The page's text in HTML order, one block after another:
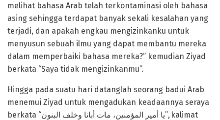
melihat bahasa Arab telah terkontaminasi oleh bahasa
asing sehingga terdapat banyak sekali kesalahan yang
terjadi, dan apakah engkau mengizinkanku untuk
menyusun sebuah ilmu yang dapat membantu mereka
dalam memperbaiki bahasa mereka?” kemudian Ziyad
berkata “Saya tidak mengizinkanmu”.
Hingga pada suatu hari datanglah seorang badui Arab
menemui Ziyad untuk mengadukan keadaannya seraya
berkata “يا أمير المؤمنين، مات أبانا وخلف البنون”, kalimat